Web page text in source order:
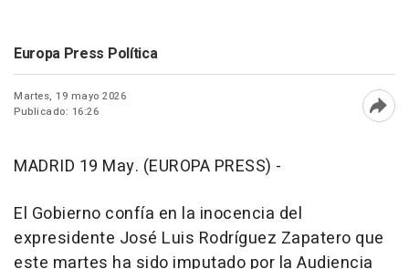
Europa Press Política
Martes, 19 mayo 2026
Publicado: 16:26
MADRID 19 May. (EUROPA PRESS) -
El Gobierno confía en la inocencia del
expresidente José Luis Rodríguez Zapatero que
este martes ha sido imputado por la Audiencia